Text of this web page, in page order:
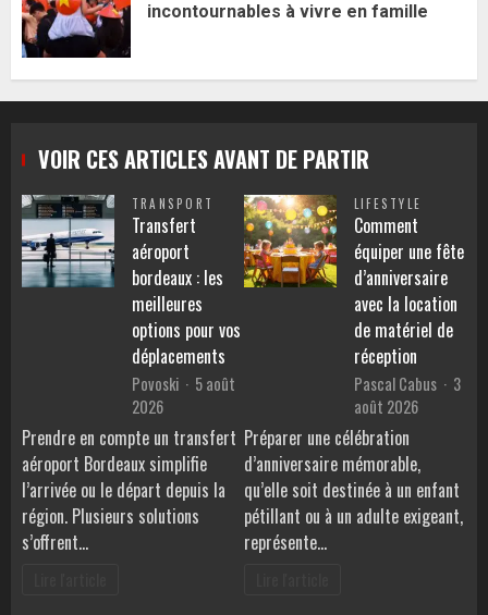
incontournables à vivre en famille
VOIR CES ARTICLES AVANT DE PARTIR
TRANSPORT
Transfert
aéroport
bordeaux : les
meilleures
options pour vos
déplacements
Povoski
5 août
2026
Prendre en compte un transfert
aéroport Bordeaux simplifie
l’arrivée ou le départ depuis la
région. Plusieurs solutions
s’offrent…
LIFESTYLE
Comment
équiper une fête
d’anniversaire
avec la location
de matériel de
réception
Pascal Cabus
3
août 2026
Préparer une célébration
d’anniversaire mémorable,
qu’elle soit destinée à un enfant
pétillant ou à un adulte exigeant,
représente…